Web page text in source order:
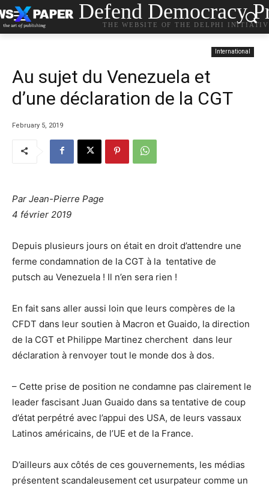
Defend Democracy
THE WEBSITE OF THE DELPHI
International
Au sujet du Venezuela et
d’une déclaration de la CGT
February 5, 2019
Par Jean-Pierre Page
4 février 2019
Depuis plusieurs jours on était en droit d’attendre une
ferme condamnation de la CGT à la tentative de
putsch au Venezuela ! Il n’en sera rien !
En fait sans aller aussi loin que leurs compères de la
CFDT dans leur soutien à Macron et Guaido, la direction
de la CGT et Philippe Martinez cherchent dans leur
déclaration à renvoyer tout le monde dos à dos.
– Cette prise de position ne condamne pas clairement le
leader fascisant Juan Guaido dans sa tentative de coup
d’état perpétré avec l’appui des USA, de leurs vassaux
Latinos américains, de l’UE et de la France.
D’ailleurs aux côtés de ces gouvernements, les médias
présentent scandaleusement cet usurpateur comme un